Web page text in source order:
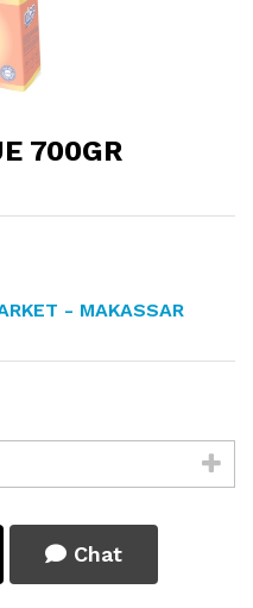
700GR
- MAKASSAR
Chat